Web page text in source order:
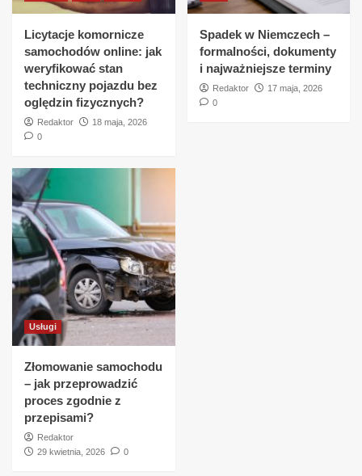
Licytacje komornicze
samochodów online: jak
weryfikować stan
techniczny pojazdu bez
oględzin fizycznych?
Redaktor
18 maja, 2026
0
Spadek w Niemczech –
formalności, dokumenty
i najważniejsze terminy
Redaktor
17 maja, 2026
0
Usługi
Złomowanie samochodu
– jak przeprowadzić
proces zgodnie z
przepisami?
Redaktor
29 kwietnia, 2026
0